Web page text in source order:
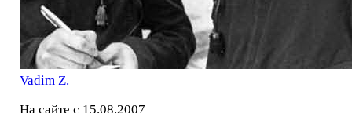
Vadim Z.
На сайте с 15.08.2007